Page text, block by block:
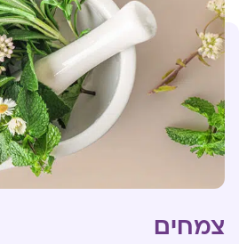
צמחים